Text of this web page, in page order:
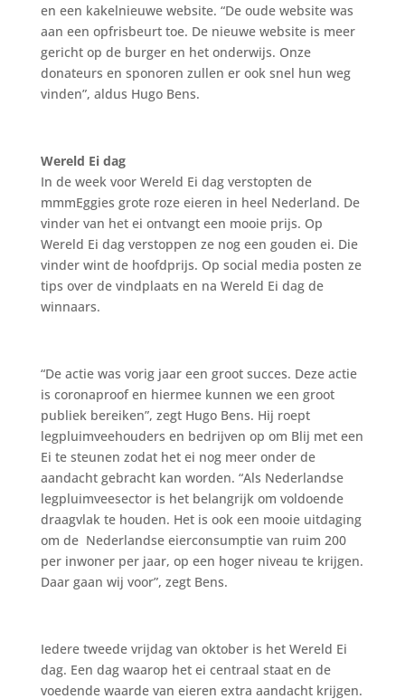
en een kakelnieuwe website. “De oude website was
aan een opfrisbeurt toe. De nieuwe website is meer
gericht op de burger en het onderwijs. Onze
donateurs en sponoren zullen er ook snel hun weg
vinden”, aldus Hugo Bens.
Wereld Ei dag
In de week voor Wereld Ei dag verstopten de
mmmEggies grote roze eieren in heel Nederland. De
vinder van het ei ontvangt een mooie prijs. Op
Wereld Ei dag verstoppen ze nog een gouden ei. Die
vinder wint de hoofdprijs. Op social media posten ze
tips over de vindplaats en na Wereld Ei dag de
winnaars.
“De actie was vorig jaar een groot succes. Deze actie
is coronaproof en hiermee kunnen we een groot
publiek bereiken”, zegt Hugo Bens. Hij roept
legpluimveehouders en bedrijven op om Blij met een
Ei te steunen zodat het ei nog meer onder de
aandacht gebracht kan worden. “Als Nederlandse
legpluimveesector is het belangrijk om voldoende
draagvlak te houden. Het is ook een mooie uitdaging
om de Nederlandse eierconsumptie van ruim 200
per inwoner per jaar, op een hoger niveau te krijgen.
Daar gaan wij voor”, zegt Bens.
Iedere tweede vrijdag van oktober is het Wereld Ei
dag. Een dag waarop het ei centraal staat en de
voedende waarde van eieren extra aandacht krijgen.